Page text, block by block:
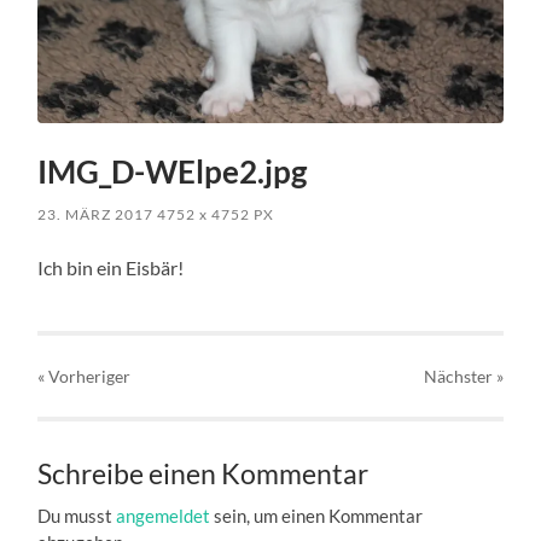
IMG_D-WElpe2.jpg
23. MÄRZ 2017 4752x 4752 PX
Ich bin ein Eisbär!
« Vorheriger Nächster »
Schreibe einen Kommentar
Du musstangemeldet sein, um einen Kommentar